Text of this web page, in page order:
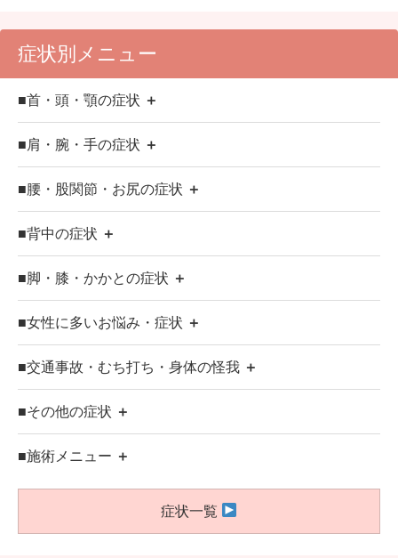
症状別メニュー
■首・頭・顎の症状 ＋
■肩・腕・手の症状 ＋
■腰・股関節・お尻の症状 ＋
■背中の症状 ＋
■脚・膝・かかとの症状 ＋
■女性に多いお悩み・症状 ＋
■交通事故・むち打ち・身体の怪我 ＋
■その他の症状 ＋
■施術メニュー ＋
症状一覧